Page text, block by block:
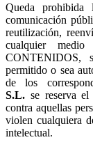
Queda prohibida
comunicación
reutilización,
cualquier
CONTENIDOS,
permitido o sea
de los
se reserva
contra aquellas
violen cualquiera
intelectual.